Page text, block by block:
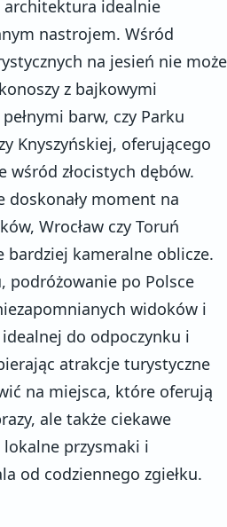
idealnie
nastrojem. Wśród
na jesień nie może
z bajkowymi
barw, czy Parku
Knyszyńskiej, oferującego
wśród złocistych dębów.
doskonały moment na
Wrocław czy Toruń
bardziej kameralne oblicze.
podróżowanie po Polsce
widoków i
do odpoczynku i
atrakcje turystyczne
na miejsca, które oferują
ale także ciekawe
przysmaki i
od codziennego zgiełku.